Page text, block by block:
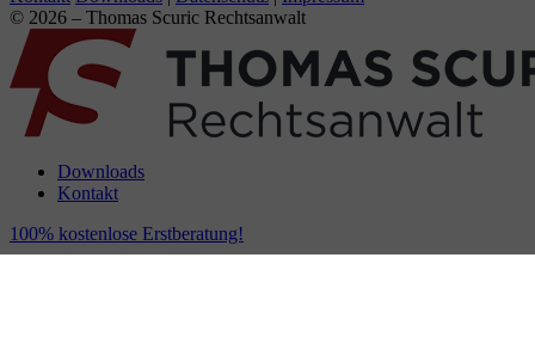
© 2026 – Thomas Scuric Rechtsanwalt
Downloads
Kontakt
100% kostenlose Erstberatung!